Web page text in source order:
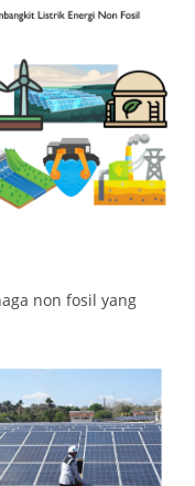
non fosil yang